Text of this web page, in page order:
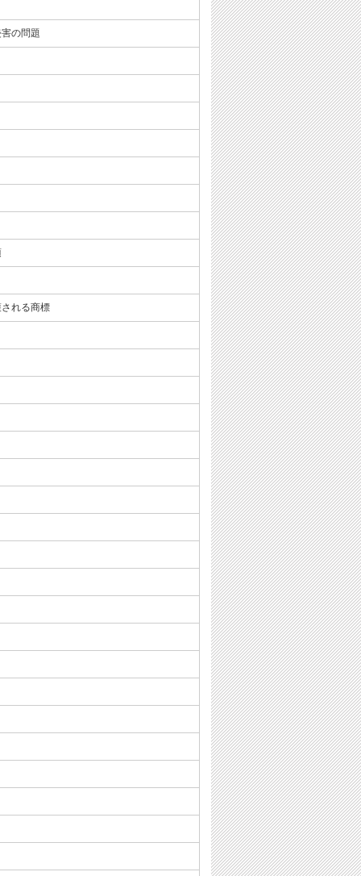
の問題
れる商標